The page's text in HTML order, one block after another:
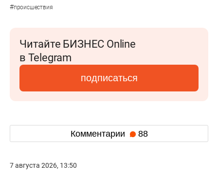
#происшествия
Читайте БИЗНЕС Online
в Telegram
подписаться
Комментарии 88
7 августа 2026, 13:50